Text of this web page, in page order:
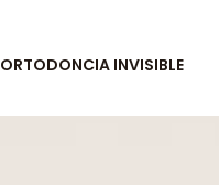
ORTODONCIA INVISIBLE